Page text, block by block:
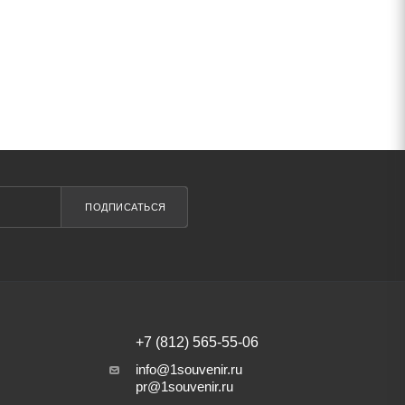
ПОДПИСАТЬСЯ
+7 (812) 565-55-06
info@1souvenir.ru
pr@1souvenir.ru